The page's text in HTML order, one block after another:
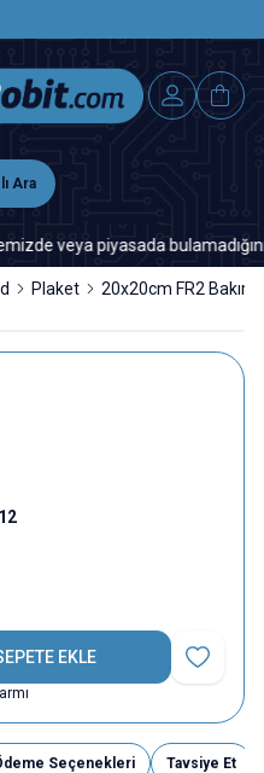
Ara
veya piyasada
Plaket 20x20cm FR2 Bakır
EKLE
Favoriye
Seçenekleri Tavsiye Et